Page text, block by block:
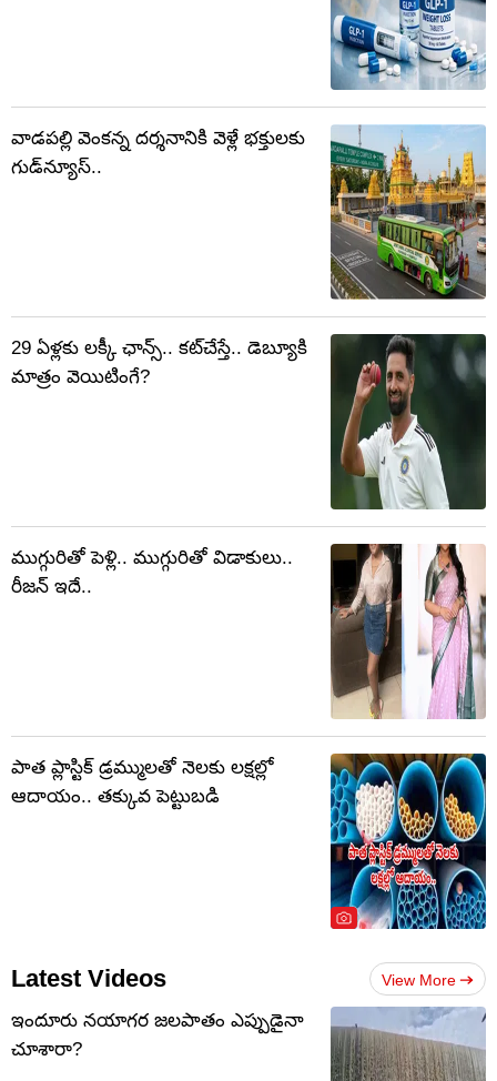
వాడపల్లి వెంకన్న దర్శనానికి వెళ్లే భక్తులకు
గుడ్‌న్యూస్..
29 ఏళ్లకు లక్కీ ఛాన్స్.. కట్‌చేస్తే.. డెబ్యూకి
మాత్రం వెయిటింగే?
ముగ్గురితో పెళ్లి.. ముగ్గురితో విడాకులు..
రీజన్ ఇదే..
పాత ప్లాస్టిక్ డ్రమ్ములతో నెలకు లక్షల్లో
ఆదాయం.. తక్కువ పెట్టుబడి
Latest Videos View More
ఇందూరు నయాగర జలపాతం ఎప్పుడైనా
చూశారా?